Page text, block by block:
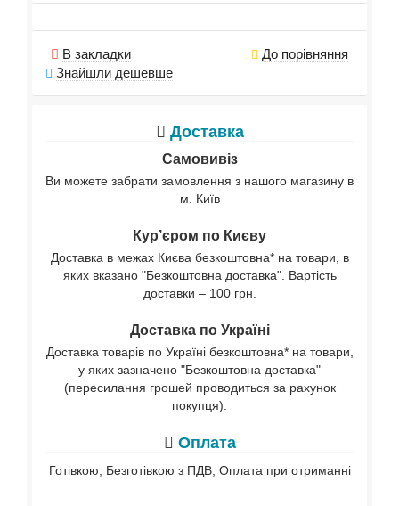
В закладки
До порівняння
Знайшли дешевше
Доставка
Самовивіз
Ви можете забрати замовлення з нашого магазину в
м. Київ
Кур’єром по Києву
Доставка в межах Києва безкоштовна* на товари, в
яких вказано "Безкоштовна доставка". Вартість
доставки – 100 грн.
Доставка по Україні
Доставка товарів по Україні безкоштовна* на товари,
у яких зазначено "Безкоштовна доставка"
(пересилання грошей проводиться за рахунок
покупця).
Оплата
Готівкою, Безготівкою з ПДВ, Оплата при отриманні